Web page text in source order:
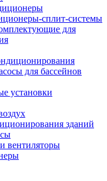
сплит-системы
для
для бассейнов
установки
зданий
вентиляторы